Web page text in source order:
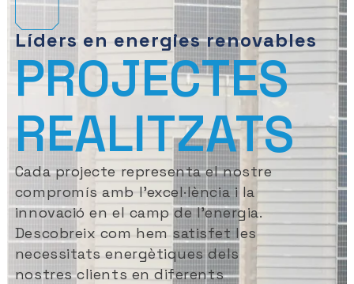
Líders en energies renovables
PROJECTES
REALITZATS
Cada projecte representa el nostre
compromís amb l’excel·lència i la
innovació en el camp de l’energia.
Descobreix com hem satisfet les
necessitats energètiques dels
nostres clients en diferents